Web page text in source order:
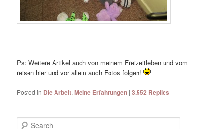
Ps: Weitere Artikel auch von meinem Freizeitleben und vom
reisen hier und vor allem auch Fotos folgen!
Posted in Die Arbeit,Meine Erfahrungen |3.552 Replies
Search